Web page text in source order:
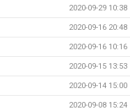
2020-09-29 10:38
2020-09-16 20:48
2020-09-16 10:16
2020-09-15 13:53
2020-09-14 15:00
2020-09-08 15:24